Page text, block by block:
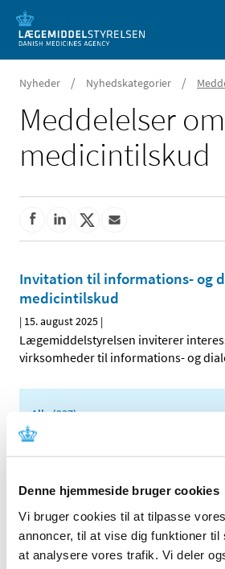
Denne hjemmeside bruger cookies
Vi bruger cookies til at tilpasse
annoncer, til at vise dig funktioner til
at analysere vores trafik. Vi deler
Nyheder / Nyhedskategorier /
Meddelelser om
medicintilskud
Invitation til informations- og
medicintilskud
| 15. august 2025 |
Lægemiddelstyrelsen inviterer
virksomheder til informations- og
Alle (237)
TID
2025 (17)
december (2)
november (1)
oktober (4)